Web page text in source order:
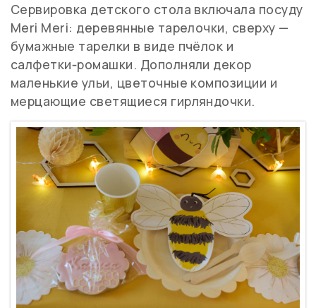
Сервировка детского стола включала посуду
Meri Meri: деревянные тарелочки, сверху —
бумажные тарелки в виде пчёлок и
салфетки‑ромашки. Дополняли декор
маленькие ульи, цветочные композиции и
мерцающие светящиеся гирляндочки.